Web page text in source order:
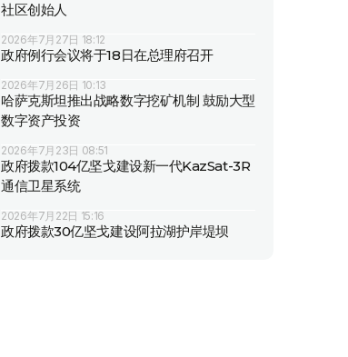
社区创始人
2026年7月27日 18:12
政府例行会议将于18日在总理府召开
2026年7月26日 10:13
哈萨克斯坦推出战略数字挖矿机制 鼓励大型
数字资产投资
2026年7月23日 08:51
政府拨款104亿坚戈建设新一代KazSat-3R
通信卫星系统
2026年7月22日 15:16
政府拨款30亿坚戈建设阿拉湖护岸堤坝